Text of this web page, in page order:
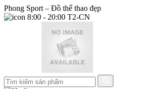
Phong Sport – Đồ thể thao đẹp
8:00 - 20:00 T2-CN